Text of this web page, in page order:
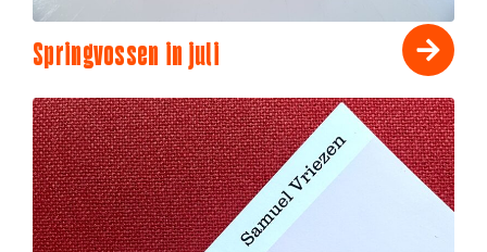
Springvossen in juli